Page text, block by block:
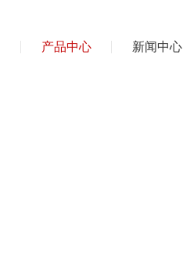
产品中心 新闻中心